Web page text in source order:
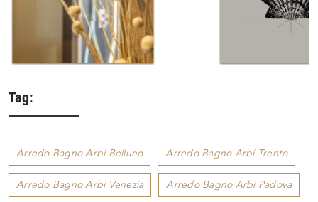
Tag:
Arredo Bagno Arbi Belluno Arredo Bagno Arbi Trento
Arredo Bagno Arbi Venezia Arredo Bagno Arbi Padova